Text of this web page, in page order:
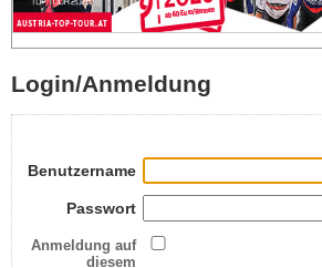
Login/Anmeldung
Benutzername
Passwort
Anmeldung auf
diesem